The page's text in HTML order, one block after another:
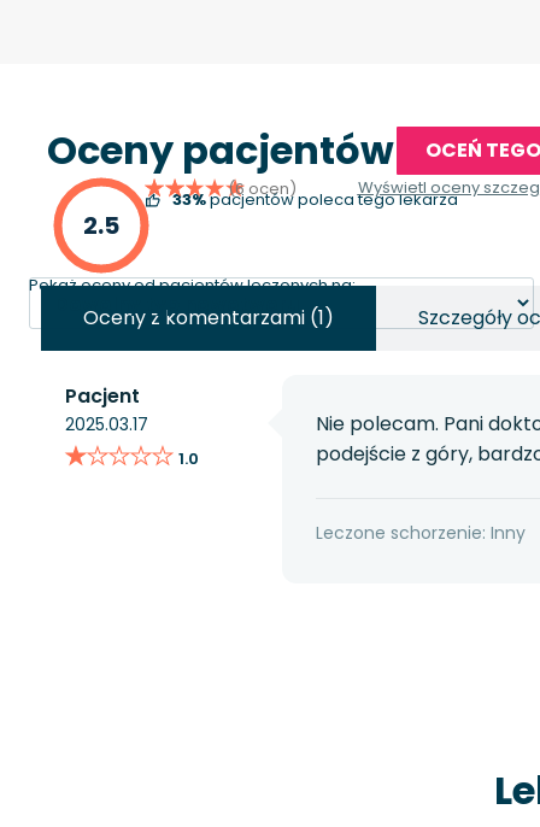
Oceny pacjentów OCEŃ
2.5
(6 ocen)
33%pacjentów poleca tego lekarza
Wyświetl oceny
Pokaż oceny od pacjentów leczonych na:
Oceny z komentarzami (1) Szczegóły
Pacjent
2025.03.17
★★★★★
★★★★★ 1.0
Nie polecam. Pani
podejście z góry,
Leczone schorzenie: Inny